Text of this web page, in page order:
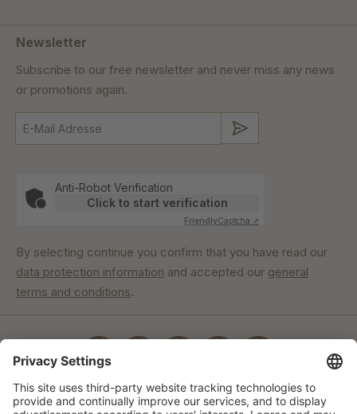
Newsletter
Subscribe to our free newsletter and never miss any news
or promotions again.
Anti-Robot Verification
Click to start verification
FriendlyCaptcha ⇗
By selecting continue you confirm that you have read our
data protection information and accepted our general
terms and conditions.